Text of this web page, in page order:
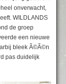
onverwacht,
WILDLANDS
de groep
een nieuwe
bleek Ã©Ã©n
pas duidelijk